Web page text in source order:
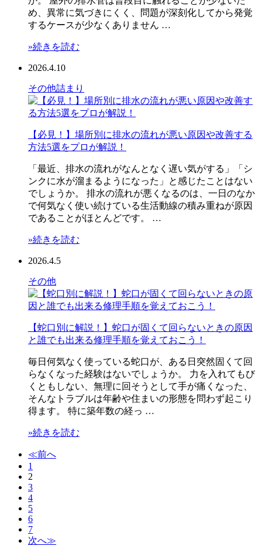
め、異常に気づきにくく、問題が深刻化してから発覚
するケースが少なくありません …
»続きを読む
2026.4.10
その他詰まり
【必見！】場所別に排水の流れが悪い原因や改善する
方法5選をプロが解説！
「最近、排水の流れがなんとなく遅い気がする」「シ
ンクに水が溜まるようになった」と感じたことはない
でしょうか。 排水の流れが悪くなるのは、一日のなか
で何気なく使い続けている生活動線の積み重ねが原因
であることがほとんどです。 …
»続きを読む
2026.4.5
その他
【蛇口別に解説！】蛇口が固くて回らないときの原因
と誰でも出来る修理手順を覚えておこう！
毎日何気なく使っている蛇口が、ある日突然固くて回
らなくなった経験はないでしょうか。 力を入れてもび
くともしない、無理に回そうとして手が痛くなった、
そんなトラブルは年齢や住まいの形態を問わず起こり
得ます。 特に築年数の経っ …
»続きを読む
≪前へ
1
2
3
4
5
6
7
次へ≫